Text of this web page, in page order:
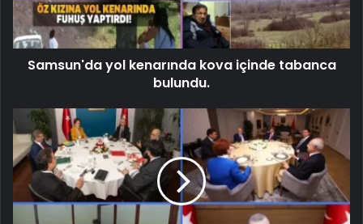
Samsun'da yol kenarında kova içinde tabanca
bulundu.